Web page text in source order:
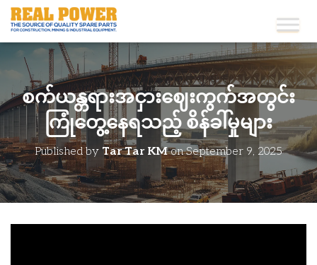
စက်ယန္တရားအငှားဈေးကွက်အတွင်း
ကြုံတွေ့နေရသည့် စိန်ခါ်မှုများ
Published by Tar Tar KMonSeptember 9, 2025